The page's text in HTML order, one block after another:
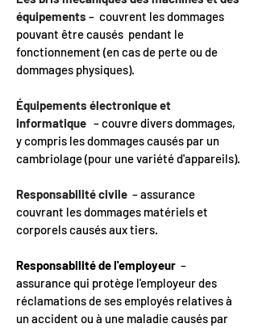
équipements – couvrent les dommages
pouvant être causés pendant le
fonctionnement (en cas de perte ou de
dommages physiques).
Équipements électronique et
informatique – couvre divers dommages,
y compris les dommages causés par un
cambriolage (pour une variété d'appareils).
Responsabilité civile – assurance
couvrant les dommages matériels et
corporels causés aux tiers.
Responsabilité de l'employeur –
assurance qui protège l'employeur des
réclamations de ses employés relatives à
un accident ou à une maladie causés par